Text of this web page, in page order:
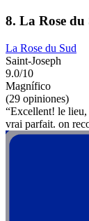
8. La Rose du
La Rose du Sud
Saint-Joseph
9.0/10
Magnífico
(29 opiniones)
“Excellent! le
vrai parfait. on